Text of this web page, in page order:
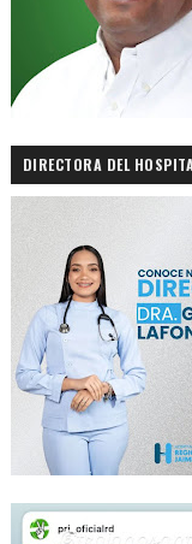
DIRECTORA DEL